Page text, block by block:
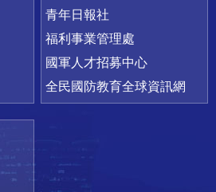
青年日報社
福利事業管理處
國軍人才招募中心
全民國防教育全球資訊網